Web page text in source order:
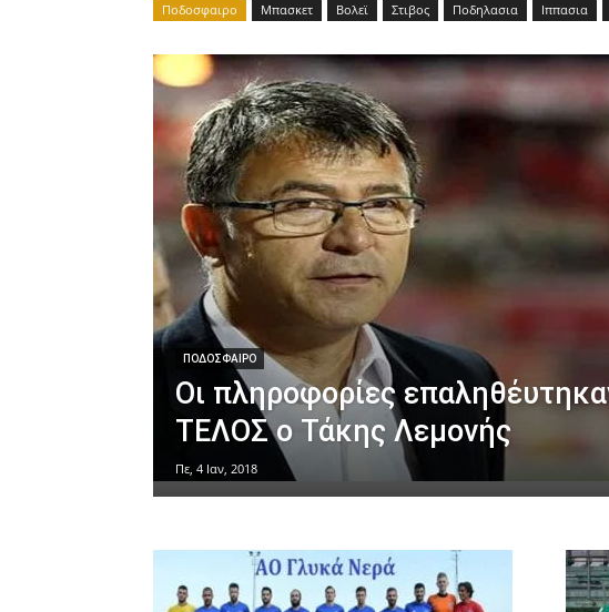
Ποδοσφαιρο Μπασκετ Βολεϊ Στιβος Ποδηλασια Ιππασια
ΠΟΔΟΣΦΑΙΡΟ
Οι πληροφορίες
ΤΕΛΟΣ ο Τάκης Λεμονής
Πε, 4 Ιαν, 2018